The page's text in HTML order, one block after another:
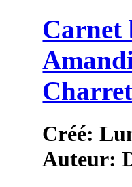
Carnet
Créé:
Auteur: